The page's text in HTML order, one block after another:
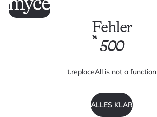
Fehler
500
t.replaceAll is not a function
ALLES KLAR